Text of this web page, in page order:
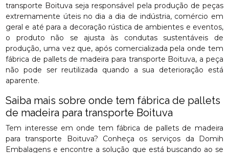
transporte Boituva seja responsável pela produção de peças
extremamente úteis no dia a dia de indústria, comércio em
geral e até para a decoração rústica de ambientes e eventos,
o produto não se ajusta às condutas sustentáveis de
produção, uma vez que, após comercializada pela onde tem
fábrica de pallets de madeira para transporte Boituva, a peça
não pode ser reutilizada quando a sua deterioração está
aparente.
Saiba mais sobre onde tem fábrica de pallets
de madeira para transporte Boituva
Tem interesse em onde tem fábrica de pallets de madeira
para transporte Boituva? Conheça os serviços da Domih
Embalagens e encontre a solução que está buscando ao se